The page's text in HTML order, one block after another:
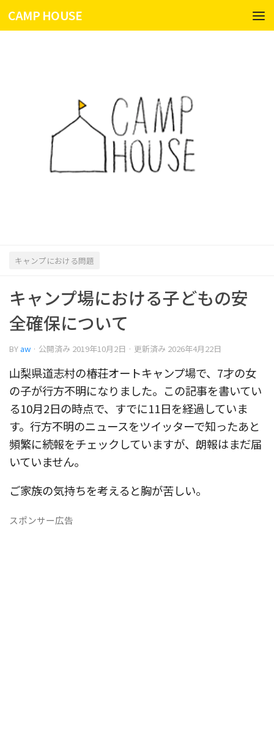
コンテンツへスキップ
CAMP HOUSE
キャンプにおける問題
キャンプ場における子どもの安
全確保について
BY aw · 公開済み 2019年10月2日 · 更新済み 2026年4月22日
山梨県道志村の椿荘オートキャンプ場で、7才の女
の子が行方不明になりました。この記事を書いてい
る10月2日の時点で、すでに11日を経過していま
す。行方不明のニュースをツイッターで知ったあと
頻繁に続報をチェックしていますが、朗報はまだ届
いていません。
ご家族の気持ちを考えると胸が苦しい。
スポンサー広告